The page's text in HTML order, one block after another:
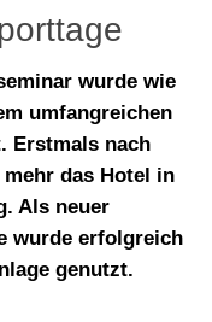
wurde wie
umfangreichen
Erstmals nach
das Hotel in
Als neuer
wurde erfolgreich
genutzt.